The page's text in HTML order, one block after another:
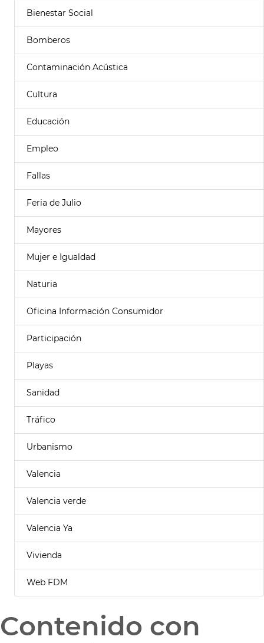
Bienestar Social
Bomberos
Contaminación Acústica
Cultura
Educación
Empleo
Fallas
Feria de Julio
Mayores
Mujer e Igualdad
Naturia
Oficina Información Consumidor
Participación
Playas
Sanidad
Tráfico
Urbanismo
Valencia
Valencia verde
Valencia Ya
Vivienda
Web FDM
Contenido con